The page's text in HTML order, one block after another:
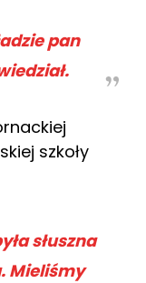
pan
szkoły
słuszna
Mieliśmy